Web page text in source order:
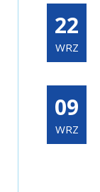
22
WRZ
09
WRZ